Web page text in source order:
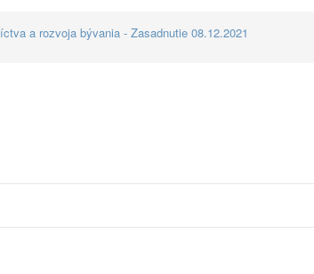
a rozvoja bývania - Zasadnutie 08.12.2021